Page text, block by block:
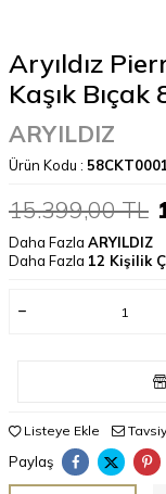
Aryıldız
Kaşık Bıçak
ARYILDIZ
Ürün Kodu :
15.399,00TL
Daha Fazla ARYILDIZ
Daha Fazla 12 Kişilik
Listeye Ekle
Paylaş